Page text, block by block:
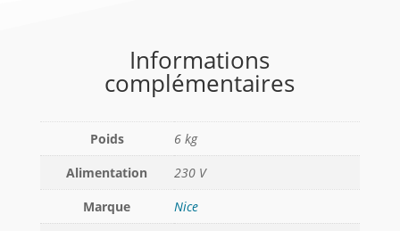
Informations
complémentaires
Poids
6 kg
Alimentation
230 V
Marque
Nice